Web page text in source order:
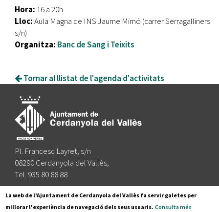
Hora: 16 a 20h
Lloc:Aula Magna de INS Jaume Mimó (carrer Serragalliners
s/n)
Organitza: Banc de Sang i Teixits
Tornar al llistat de l'agenda d'activitats
Pl. Francesc Layret, s/n
08290 Cerdanyola del Vallès,
Tel. 935 80 88 88
Segueix-nos a:
La web de l'Ajuntament de Cerdanyola del Vallès fa servir galetes per
millorar l'experiència de navegació dels seus usuaris. Consulta més